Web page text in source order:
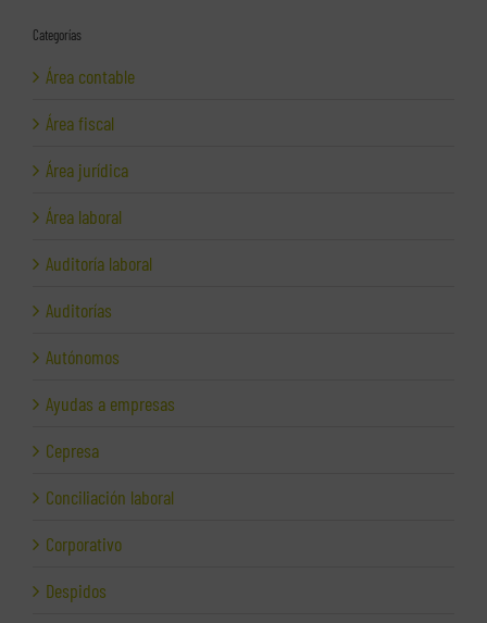
Categorías
Área contable
Área fiscal
Área jurídica
Área laboral
Auditoría laboral
Auditorías
Autónomos
Ayudas a empresas
Cepresa
Conciliación laboral
Corporativo
Despidos